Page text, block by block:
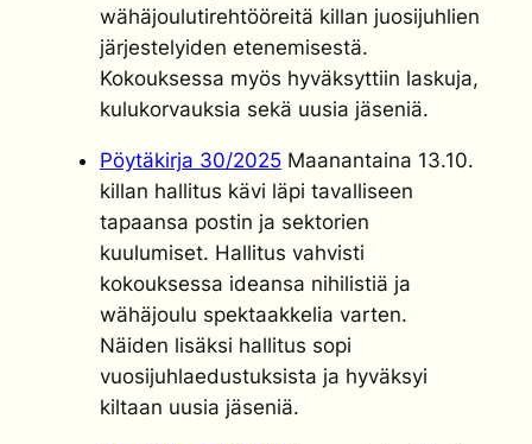
wähäjoulutirehtööreitä killan juosijuhlien
järjestelyiden etenemisestä.
Kokouksessa myös hyväksyttiin laskuja,
kulukorvauksia sekä uusia jäseniä.
Pöytäkirja 30/2025Maanantaina 13.10.
killan hallitus kävi läpi tavalliseen
tapaansa postin ja sektorien
kuulumiset. Hallitus vahvisti
kokouksessa ideansa nihilistiä ja
wähäjoulu spektaakkelia varten.
Näiden lisäksi hallitus sopi
vuosijuhlaedustuksista ja hyväksyi
kiltaan uusia jäseniä.